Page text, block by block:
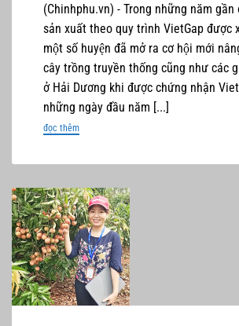
(Chinhphu.vn) - Trong những năm gần
sản xuất theo quy trình VietGap được
một số huyện đã mở ra cơ hội mới
cây trồng truyền thống cũng như các
ở Hải Dương khi được chứng nhận
những ngày đầu năm [...]
đọc thêm